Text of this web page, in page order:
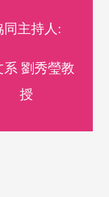
同主持人:
系 劉秀瑩教
授